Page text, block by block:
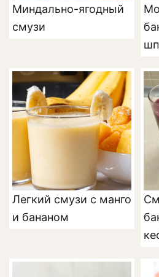
Миндально-ягодный
смузи
Легкий смузи с манго
и бананом